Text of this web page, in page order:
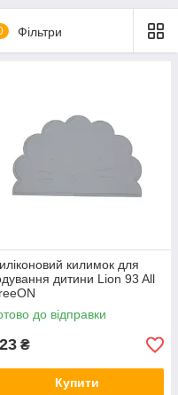
Фільтри
килимок для
дитини Lion 93 All
до відправки
₴
Купити